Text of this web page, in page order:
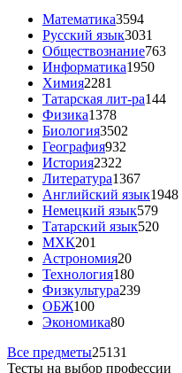
Математика3594
Русский язык3031
Обществознание763
Информатика1950
Химия2281
Татарская лит-ра144
Физика1378
Биология3502
География932
История2322
Литература1367
Английский язык1948
Немецкий язык579
Татарский язык520
МХК201
Астрономия20
Технология180
Физкультура239
ОБЖ100
Экономика80
Все предметы25131
Тесты на выбор профессии